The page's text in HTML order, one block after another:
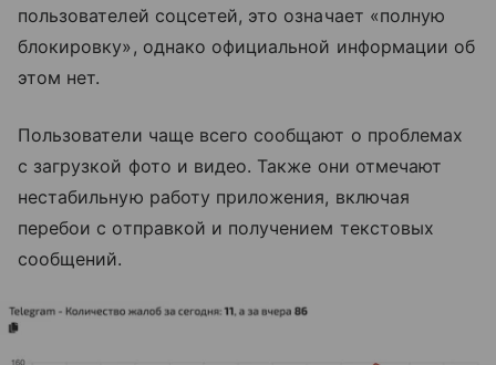
пользователей соцсетей, это означает «полную
блокировку», однако официальной информации об
этом нет.
Пользователи чаще всего сообщают о проблемах
с загрузкой фото и видео. Также они отмечают
нестабильную работу приложения, включая
перебои с отправкой и получением текстовых
сообщений.